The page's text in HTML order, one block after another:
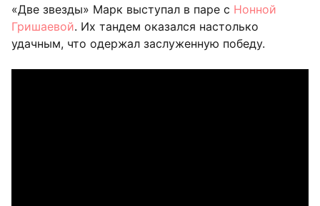
«Две звезды» Марк выступал в паре с Нонной
Гришаевой. Их тандем оказался настолько
удачным, что одержал заслуженную победу.